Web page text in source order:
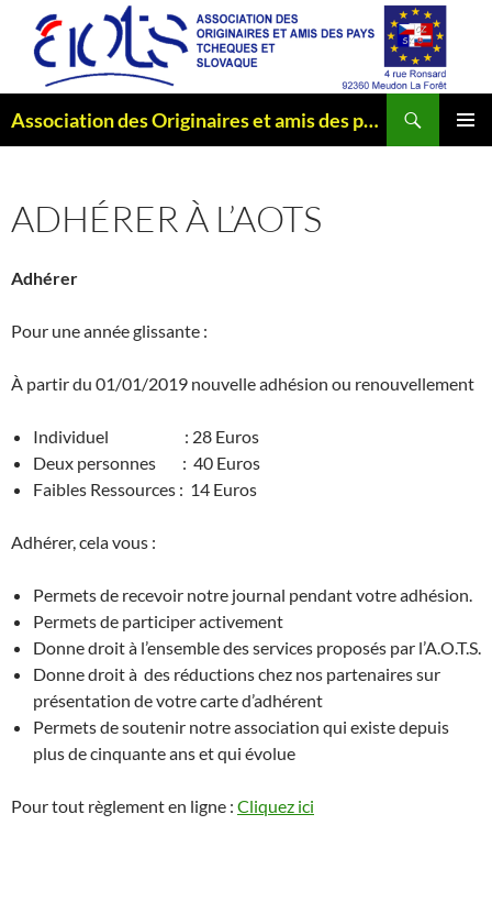
contenu
Association des Originaires et amis des pays Tchèques et Slovaque
ADHÉRER À L’AOTS
Adhérer
Pour une année glissante :
À partir du 01/01/2019 nouvelle adhésion ou renouvellement
Individuel : 28 Euros
Deux personnes : 40 Euros
Faibles Ressources : 14 Euros
Adhérer, cela vous :
Permets de recevoir notre journal pendant votre adhésion.
Permets de participer activement
Donne droit à l’ensemble des services proposés par l’A.O.T.S.
Donne droit à des réductions chez nos partenaires sur
présentation de votre carte d’adhérent
Permets de soutenir notre association qui existe depuis
plus de cinquante ans et qui évolue
Pour tout règlement en ligne : Cliquez ici